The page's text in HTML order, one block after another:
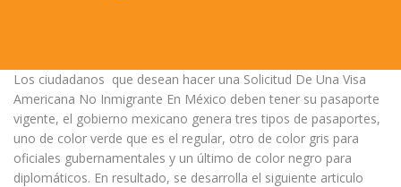
Los ciudadanos que desean hacer una Solicitud De Una Visa
Americana No Inmigrante En México deben tener su pasaporte
vigente, el gobierno mexicano genera tres tipos de pasaportes,
uno de color verde que es el regular, otro de color gris para
oficiales gubernamentales y un último de color negro para
diplomáticos. En resultado, se desarrolla el siguiente articulo